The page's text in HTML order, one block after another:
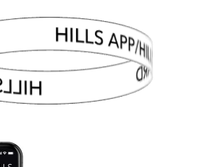
HILLS APP/HILLS CARD